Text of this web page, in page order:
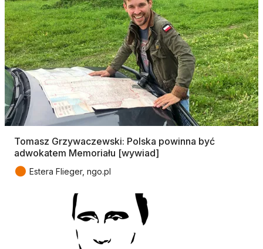
Tomasz Grzywaczewski: Polska powinna być
adwokatem Memoriału [wywiad]
● Estera Flieger, ngo.pl